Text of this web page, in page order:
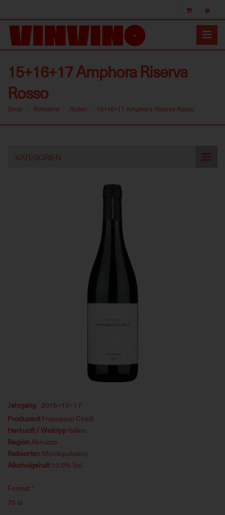
15+16+17 Amphora Riserva
Rosso
Shop Rotweine Italien 15+16+17 Amphora Riserva Rosso
KATEGORIEN
Jahrgang 2015+16+17
ProduzentFrancesco Cirelli
Herkunft / WeintypItalien
RegionAbruzzo
RebsortenMontepulciano
Alkoholgehalt13.0% Vol.
Format*
75 cl